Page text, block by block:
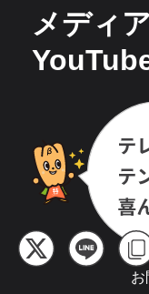
メディ
お